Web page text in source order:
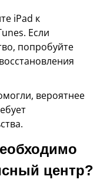
iPad к
Если
попробуйте
вероятнее
центр?